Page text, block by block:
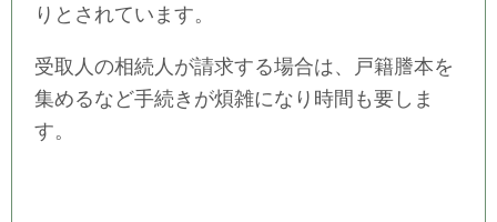
りとされています。
受取人の相続人が請求する場合は、戸籍謄本を
集めるなど手続きが煩雑になり時間も要しま
す。